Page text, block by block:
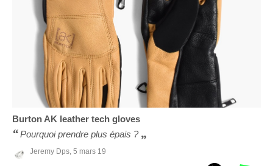
Burton AK leather tech gloves
Pourquoi prendre plus épais ?
Jeremy Dps, 5 mars 19